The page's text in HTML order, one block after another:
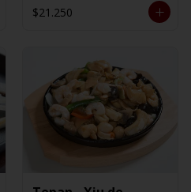
$21.250